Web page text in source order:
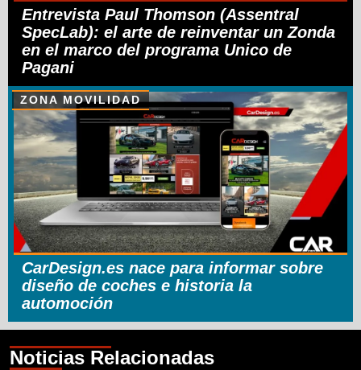
Entrevista Paul Thomson (Assentral
SpecLab): el arte de reinventar un Zonda
en el marco del programa Unico de
Pagani
ZONA MOVILIDAD
CarDesign.es nace para informar sobre
diseño de coches e historia la
automoción
Noticias Relacionadas